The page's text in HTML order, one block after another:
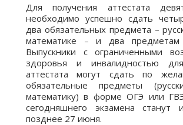
Для получения аттестата
необходимо успешно сдать
два обязательных предмета –
математике – и два
Выпускники с ограниченными
здоровья и инвалидностью
аттестата могут сдать по
обязательные предметы
математику) в форме ОГЭ или
сегодняшнего экзамена станут
позднее 27 июня.